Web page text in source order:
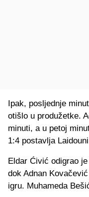
Ipak, posljednje
otišlo u produžetke.
minuti, a u petoj
1:4 postavlja
Eldar Ćivić odigrao
dok Adnan
igru. Muhameda